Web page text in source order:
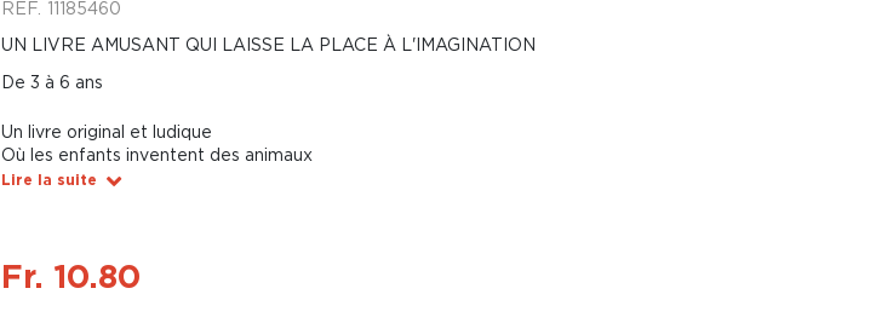
REF. 11185460
UN LIVRE AMUSANT QUI LAISSE LA PLACE À L'IMAGINATION
De 3 à 6 ans
Un livre original et ludique
Où les enfants inventent des animaux
Lire la suite
Fr. 10.80